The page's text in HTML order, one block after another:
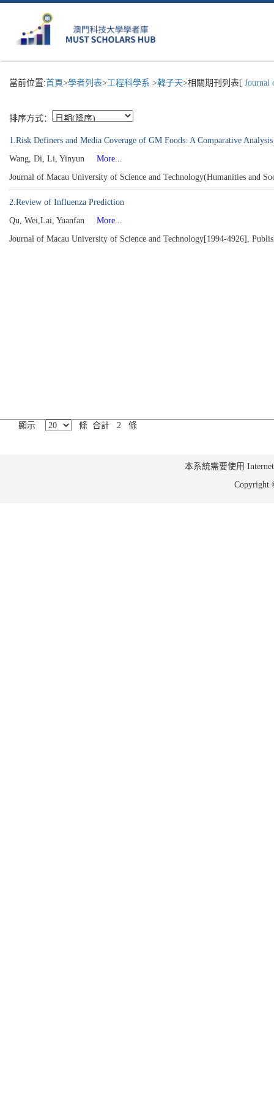
當前位置:首頁>學者列表>工程科學系 >韓子天>相關期刊列表[ Journal
排序方式：
1.Risk Definers and Media Coverage of GM Foods: A Comparative
Wang, Di, Li, Yinyun
More...
Journal of Macau University of Science and Technology(Humanities and
2.Review of Influenza Prediction
Qu, Wei,Lai, Yuanfan
More...
Journal of Macau University of Science and Technology[1994-4926],
顯示 條 合計 2 條
本系統需要使用
Copyright